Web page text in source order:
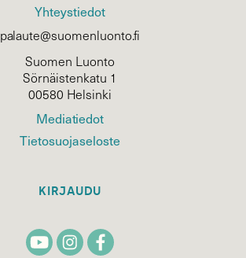
Yhteystiedot
palaute@suomenluonto.fi
Suomen Luonto
Sörnäistenkatu 1
00580 Helsinki
Mediatiedot
Tietosuojaseloste
KIRJAUDU